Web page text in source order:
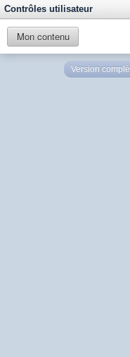
Contrôles utilisateur
Mon contenu
Version